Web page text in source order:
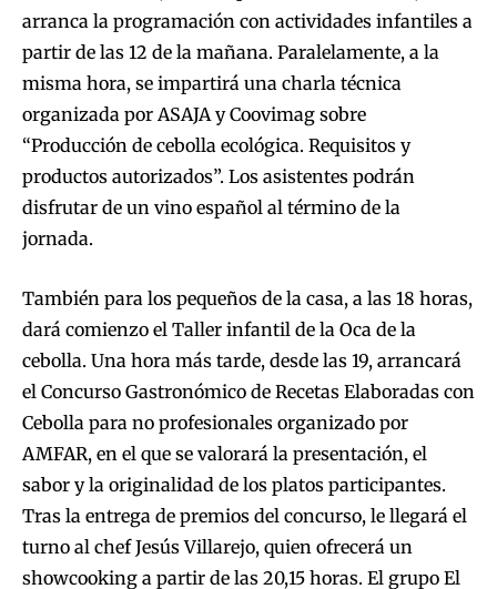
arranca la programación con actividades infantiles a
partir de las 12 de la mañana. Paralelamente, a la
misma hora, se impartirá una charla técnica
organizada por ASAJA y Coovimag sobre
“Producción de cebolla ecológica. Requisitos y
productos autorizados”. Los asistentes podrán
disfrutar de un vino español al término de la
jornada.
También para los pequeños de la casa, a las 18 horas,
dará comienzo el Taller infantil de la Oca de la
cebolla. Una hora más tarde, desde las 19, arrancará
el Concurso Gastronómico de Recetas Elaboradas con
Cebolla para no profesionales organizado por
AMFAR, en el que se valorará la presentación, el
sabor y la originalidad de los platos participantes.
Tras la entrega de premios del concurso, le llegará el
turno al chef Jesús Villarejo, quien ofrecerá un
showcooking a partir de las 20,15 horas. El grupo El